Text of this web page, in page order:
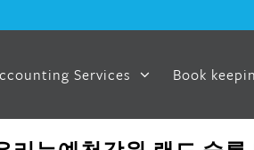
Services Book